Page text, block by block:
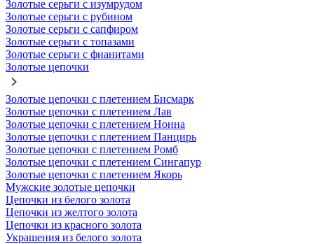
Золотые серьги с изумрудом
Золотые серьги с рубином
Золотые серьги с сапфиром
Золотые серьги с топазами
Золотые серьги с фианитами
Золотые цепочки
Золотые цепочки с плетением Бисмарк
Золотые цепочки с плетением Лав
Золотые цепочки с плетением Нонна
Золотые цепочки с плетением Панцирь
Золотые цепочки с плетением Ромб
Золотые цепочки с плетением Сингапур
Золотые цепочки с плетением Якорь
Мужские золотые цепочки
Цепочки из белого золота
Цепочки из желтого золота
Цепочки из красного золота
Украшения из белого золота